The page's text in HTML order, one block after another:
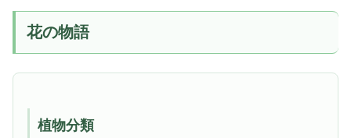
花の物語
植物分類